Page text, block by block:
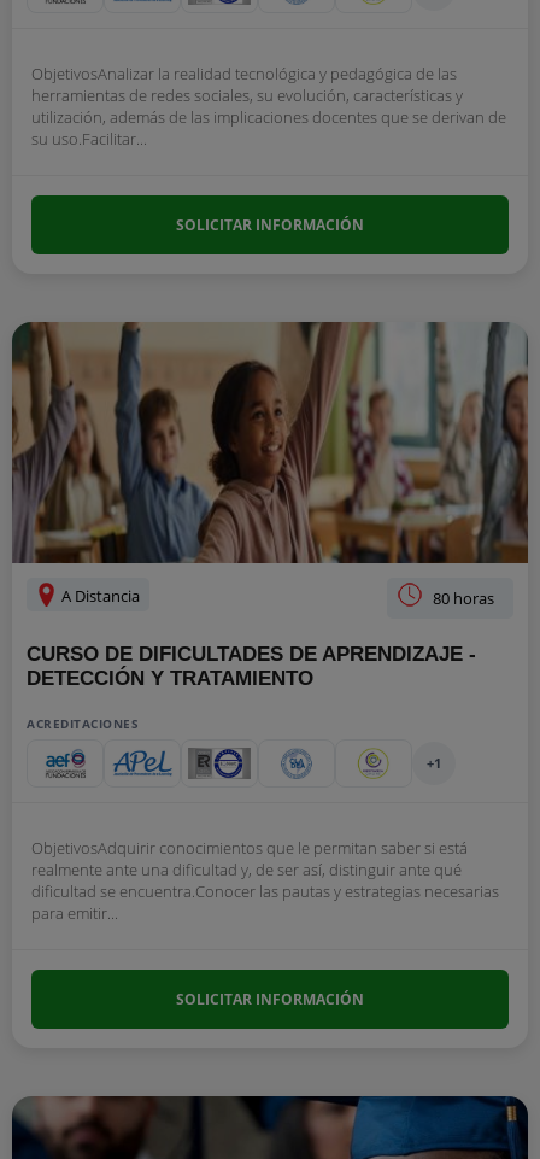
ObjetivosAnalizar la realidad tecnológica y pedagógica de las
herramientas de redes sociales, su evolución, características y
utilización, además de las implicaciones docentes que se derivan de
su uso.Facilitar...
SOLICITAR INFORMACIÓN
A Distancia 80 horas
CURSO DE DIFICULTADES DE APRENDIZAJE -
DETECCIÓN Y TRATAMIENTO
ACREDITACIONES
+1
ObjetivosAdquirir conocimientos que le permitan saber si está
realmente ante una dificultad y, de ser así, distinguir ante qué
dificultad se encuentra.Conocer las pautas y estrategias necesarias
para emitir...
SOLICITAR INFORMACIÓN